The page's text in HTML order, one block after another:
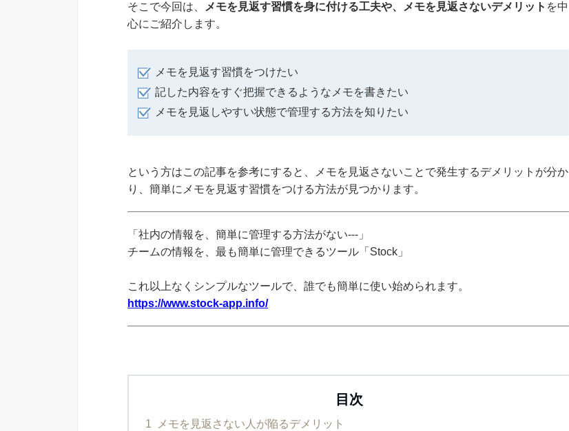
そこで今回は、 メモを見返す習慣を身に付ける工夫や、メモを見返さないデメリット を中
心にご紹介します。
メモを見返す習慣をつけたい
記した内容をすぐ把握できるようなメモを書きたい
メモを見返しやすい状態で管理する方法を知りたい
という方はこの記事を参考にすると、メモを見返さないことで発生するデメリットが分か
り、簡単にメモを見返す習慣をつける方法が見つかります。
「社内の情報を、簡単に管理する方法がない---」
チームの情報を、最も簡単に管理できるツール「Stock」
これ以上なくシンプルなツールで、誰でも簡単に使い始められます。
https://www.stock-app.info/
目次
1 メモを見返さない人が陥るデメリット